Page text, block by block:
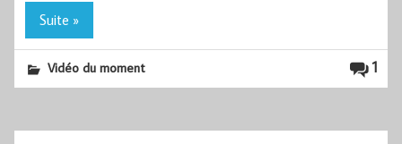
Suite »
1
Vidéo du moment